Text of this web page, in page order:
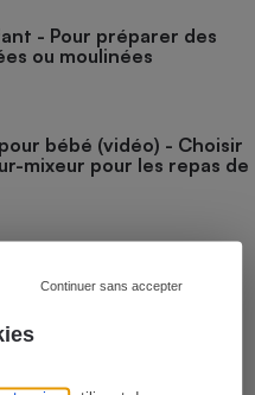
Continuer sans accepter
- Pour préparer des
ou moulinées
bébé (vidéo) - Choisir
mixeur pour les repas de